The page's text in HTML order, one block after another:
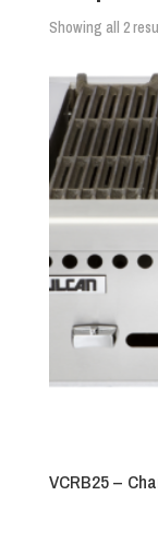
Showing all 2
VCRB25 –